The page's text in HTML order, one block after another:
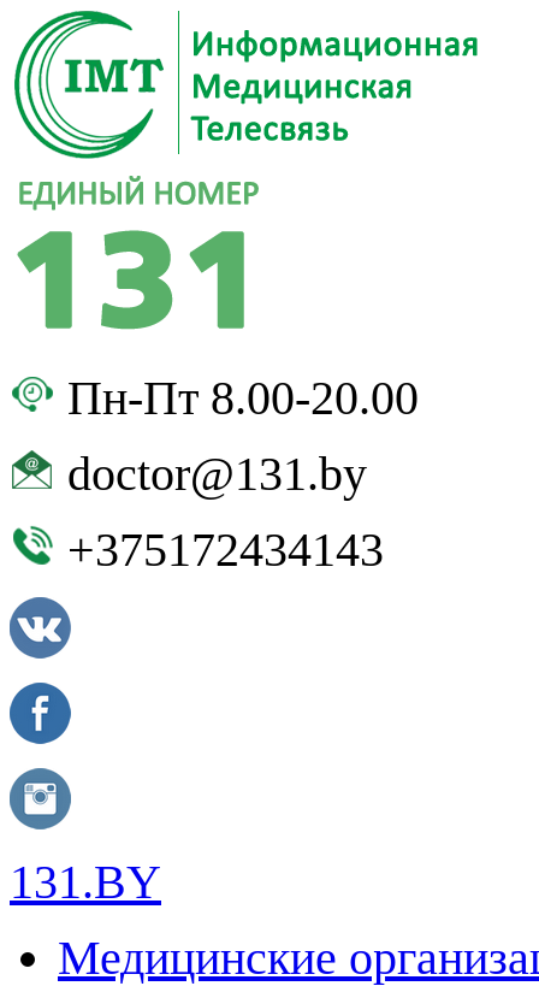
Пн-Пт 8.00-20.00
doctor@131.by
+375172434143
131.BY
Медицинские